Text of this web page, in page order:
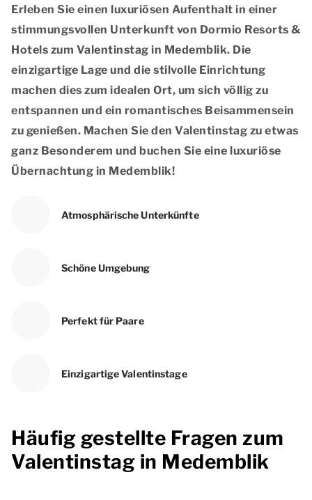
Erleben Sie einen luxuriösen Aufenthalt in einer
stimmungsvollen Unterkunft von Dormio Resorts &
Hotels zum Valentinstag in Medemblik. Die
einzigartige Lage und die stilvolle Einrichtung
machen dies zum idealen Ort, um sich völlig zu
entspannen und ein romantisches Beisammensein
zu genießen. Machen Sie den Valentinstag zu etwas
ganz Besonderem und buchen Sie eine luxuriöse
Übernachtung in Medemblik!
Atmosphärische Unterkünfte
Schöne Umgebung
Perfekt für Paare
Einzigartige Valentinstage
Häufig gestellte Fragen zum
Valentinstag in Medemblik